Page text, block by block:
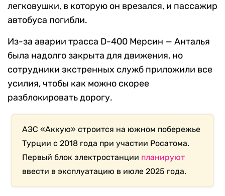
легковушки, в которую он врезался, и пассажир
автобуса погибли.
Из-за аварии трасса D-400 Мерсин — Анталья
была надолго закрыта для движения, но
сотрудники экстренных служб приложили все
усилия, чтобы как можно скорее
разблокировать дорогу.
АЭС «Аккую» строится на южном побережье
Турции с 2018 года при участии Росатома.
Первый блок электростанции планируют
ввести в эксплуатацию в июле 2025 года.